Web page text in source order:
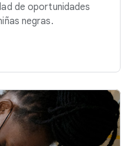
de oportunidades
negras.